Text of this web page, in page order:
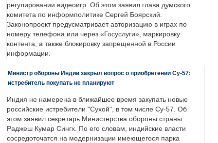
регулировании видеоигр. Об этом заявил глава думского
комитета по информполитике Сергей Боярский.
Законопроект предусматривает авторизацию в играх по
номеру телефона или через «Госуслуги», маркировку
контента, а также блокировку запрещенной в России
информации.
Министр обороны Индии закрыл вопрос о приобретении Су-57:
истребитель покупать не планируют
Индия не намерена в ближайшее время закупать новые
российские истребители "Сухой", в том числе Су-57. Об
этом заявил секретарь Министерства обороны страны
Раджеш Кумар Сингх. По его словам, индийские власти
сосредоточатся на модернизации имеющегося парка